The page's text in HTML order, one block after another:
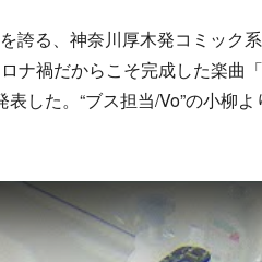
る、神奈川厚木発コミック
ナ禍だからこそ完成した楽曲
した。“ブス担当/Vo”の小柳